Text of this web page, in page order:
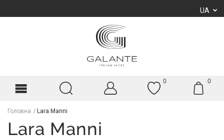
UA
0 0
Головна Lara Manni
Lara Manni